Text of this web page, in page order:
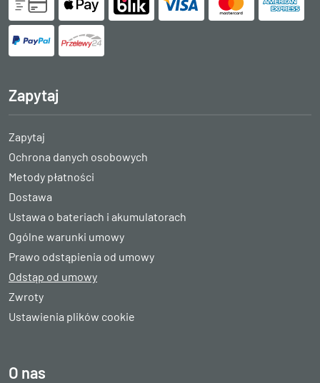
Zapytaj
Zapytaj
Ochrona danych osobowych
Metody płatności
Dostawa
Ustawa o bateriach i akumulatorach
Ogólne warunki umowy
Prawo odstąpienia od umowy
Odstąp od umowy
Zwroty
Ustawienia plików cookie
O nas